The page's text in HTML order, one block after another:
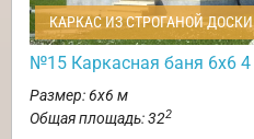
КАРКАС ИЗ СТРОГАНОЙ ДОСКИ
№15 Каркасная баня 6х6 4
Размер: 6х6 м
Общая площадь: 322